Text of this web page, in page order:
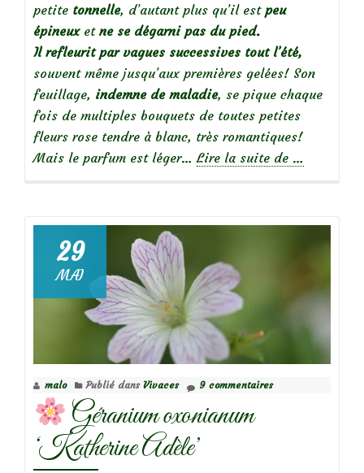
petite tonnelle, d’autant plus qu’il est peu
épineuxet ne se dégarni pas du pied.
Il refleurit par vagues successives tout l’été,
souvent même jusqu’aux premières gelées! Son
feuillage, indemne de maladie, se pique chaque
fois de multiples bouquets de toutes petites
fleurs rose tendre à blanc, très romantiques!
Mais le parfum est léger… Lire la suite de
sur
rosier
‘Frau
…
29
MAI
malo Publié dans Vivaces 9 commentaires
Géranium oxonianum
‘Katherine Adèle’